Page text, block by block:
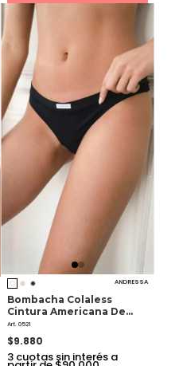
ANDRESSA
Bombacha Colaless
Cintura Americana De
Microfibra
Art. 0521
$9.880
3 cuotas sin interés a
partir de $90.000